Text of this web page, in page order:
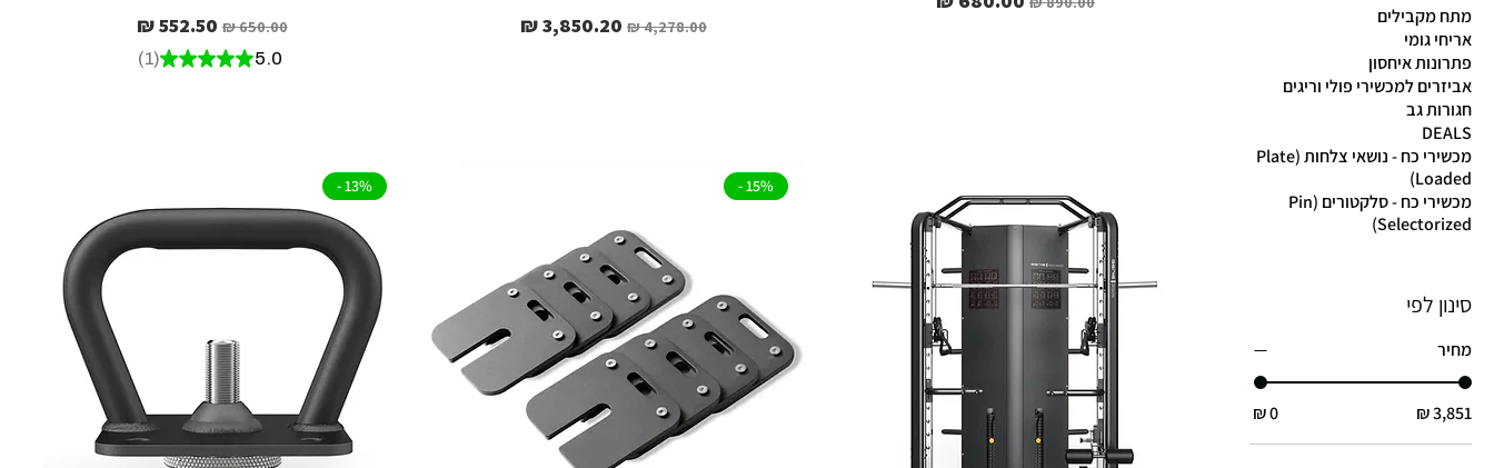
מתח מקבילים
אריחי גומי
פתרונות איחסון
אביזרים למכשירי פולי וריגים
חגורות גב
DEALS
מכשירי כח - נושאי צלחות (Plate
Loaded)
מכשירי כח - סלקטורים (Pin
Selectorized)
סינון לפי
מחיר
מחיר רגיל מחיר מבצע מחיר רגיל‏650.00 ‏₪ מחיר מבצע
5.0
★
★
★
★
★
11
15% -
13% -